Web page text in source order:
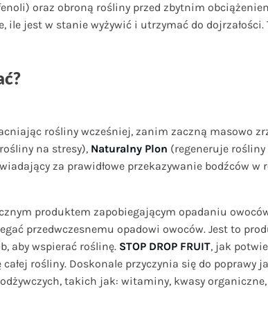
oraz obroną rośliny przed zbytnim
ile jest w stanie wyżywić i utrzymać do
rośliny wcześniej, zanim zaczną masowo
na stresy), Naturalny Plon (regeneruje
za prawidłowe przekazywanie bodźców
produktem zapobiegającym opadaniu
przedwczesnemu opadowi owoców. Jest to
aby wspierać roślinę. STOP DROP FRUIT, jak
rośliny. Doskonale przyczynia się do
takich jak: witaminy, kwasy